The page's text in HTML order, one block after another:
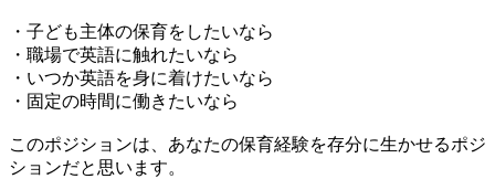
・子ども主体の保育をしたいなら
・職場で英語に触れたいなら
・いつか英語を身に着けたいなら
・固定の時間に働きたいなら
このポジションは、あなたの保育経験を存分に生かせるポジ
ションだと思います。